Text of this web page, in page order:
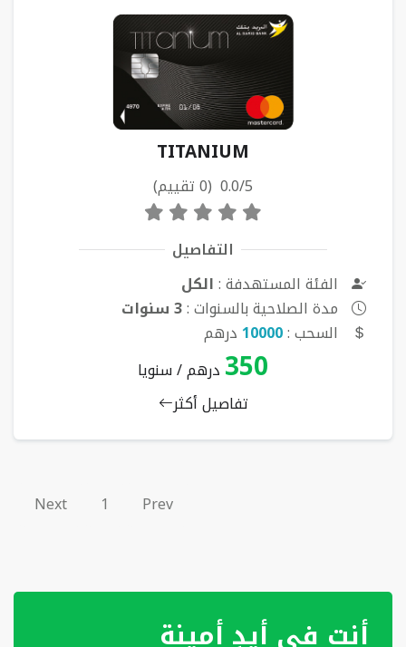
TITANIUM
0.0/5 (0 تقييم)
التفاصيل
الفئة المستهدفة :الكل
مدة الصلاحية بالسنوات :3 سنوات
السحب :10000 درهم
350 درهم / سنويا
تفاصيل أكثر
Prev
1
Next
أنت في أيدٍ أمينة